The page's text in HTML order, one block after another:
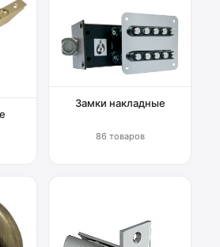
Замки накладные
86 товаров